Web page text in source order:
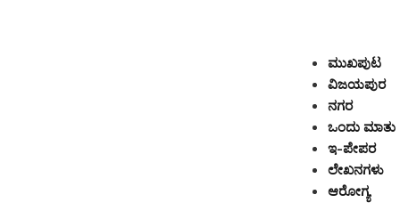
ಮುಖಪುಟ
ವಿಜಯಪುರ
ನಗರ
ಒಂದು ಮಾತು
ಇ-ಪೇಪರ
ಲೇಖನಗಳು
ಆರೋಗ್ಯ